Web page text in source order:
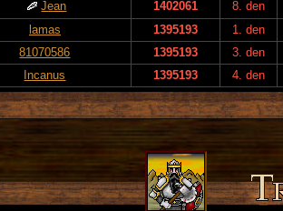
Jean 1402061
8. den
lamas 1395193
1. den
81070586 1395193
3. den
Incanus 1395193 4. den